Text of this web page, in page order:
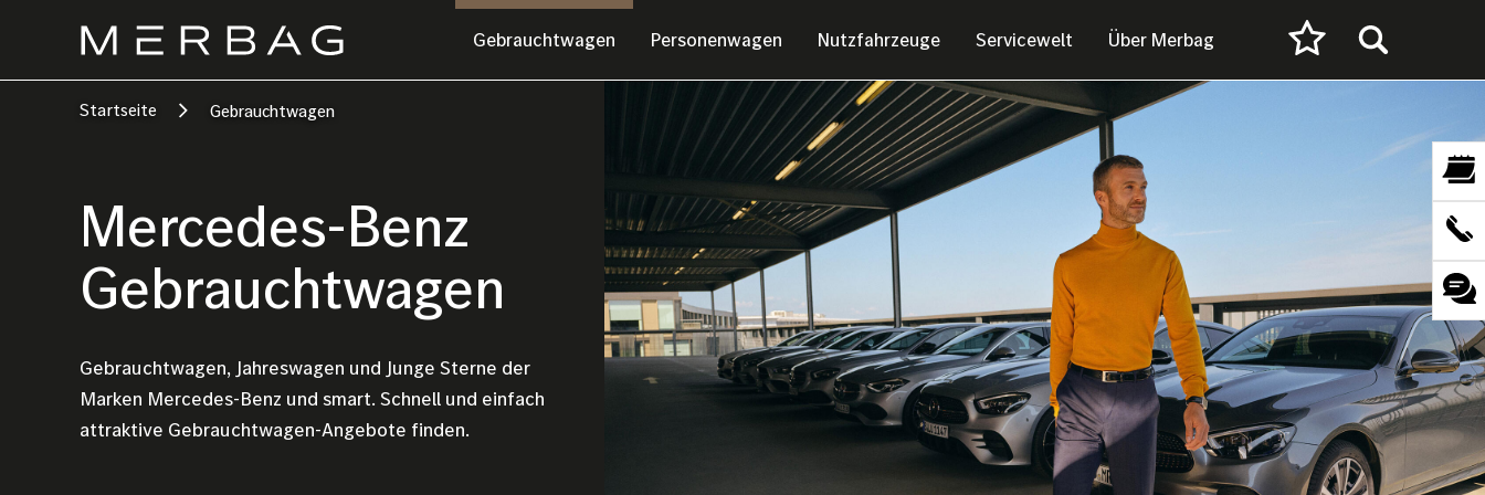
Inhalt
Gebrauchtwagen
Personenwagen Nutzfahrzeuge Servicewelt Über Merbag
Startseite Gebrauchtwagen
Mercedes-Benz
Gebrauchtwagen
Gebrauchtwagen, Jahreswagen und Junge Sterne der
Marken Mercedes-Benz und smart. Schnell und einfach
attraktive Gebrauchtwagen-Angebote finden.